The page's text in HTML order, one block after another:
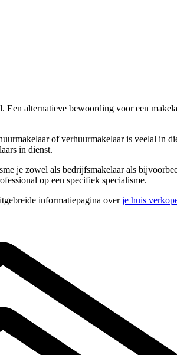
alternatieve bewoording voor een
of verhuurmakelaar is veelal in
in dienst.
je zowel als bedrijfsmakelaar als
op een specifiek specialisme.
informatiepagina overje huis